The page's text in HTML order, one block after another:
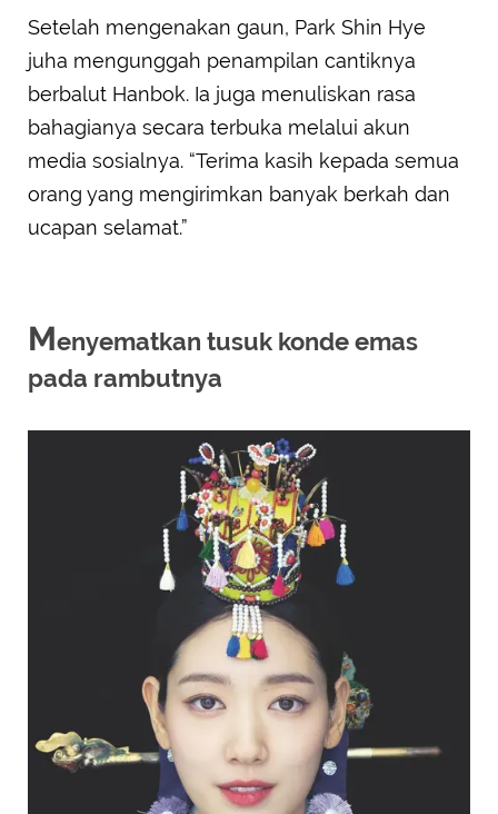
Setelah mengenakan gaun, Park Shin Hye
juha mengunggah penampilan cantiknya
berbalut Hanbok. Ia juga menuliskan rasa
bahagianya secara terbuka melalui akun
media sosialnya. “Terima kasih kepada semua
orang yang mengirimkan banyak berkah dan
ucapan selamat.”
Menyematkan tusuk konde emas
pada rambutnya